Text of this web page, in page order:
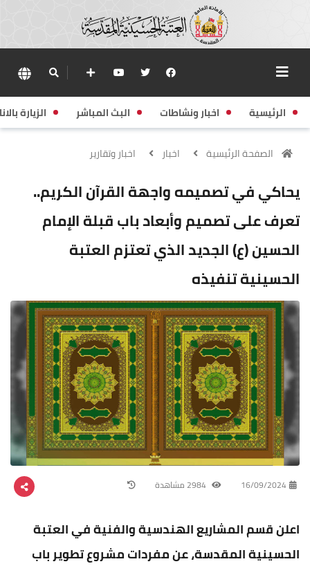
الرئيسية اخبار ونشاطات البث المباشر الزيارة
الصفحة الرئيسية اخبار اخبار وتقارير
يحاكي في تصميمه واجهة القرآن الكريم..
تعرف على تصميم وأبعاد باب قبلة الإمام
الحسين (ع) الجديد الذي تعتزم العتبة
الحسينية تنفيذه
16/09/2024
اعلن قسم المشاريع الهندسية والفنية في العتبة
الحسينية المقدسة، عن مفردات مشروع تطوير باب